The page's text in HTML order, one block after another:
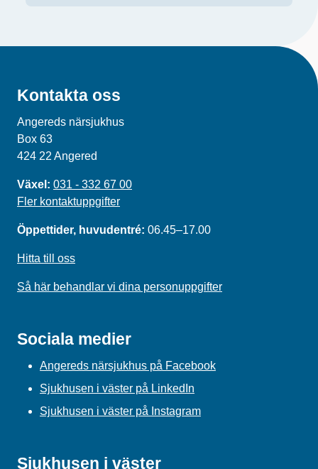
Kontakta oss
Angereds närsjukhus
Box 63
424 22 Angered
Växel: 031 - 332 67 00
Fler kontaktuppgifter
Öppettider, huvudentré: 06.45–17.00
Hitta till oss
Så här behandlar vi dina personuppgifter
Sociala medier
Angereds närsjukhus på Facebook
Sjukhusen i väster på LinkedIn
Sjukhusen i väster på Instagram
Sjukhusen i väster